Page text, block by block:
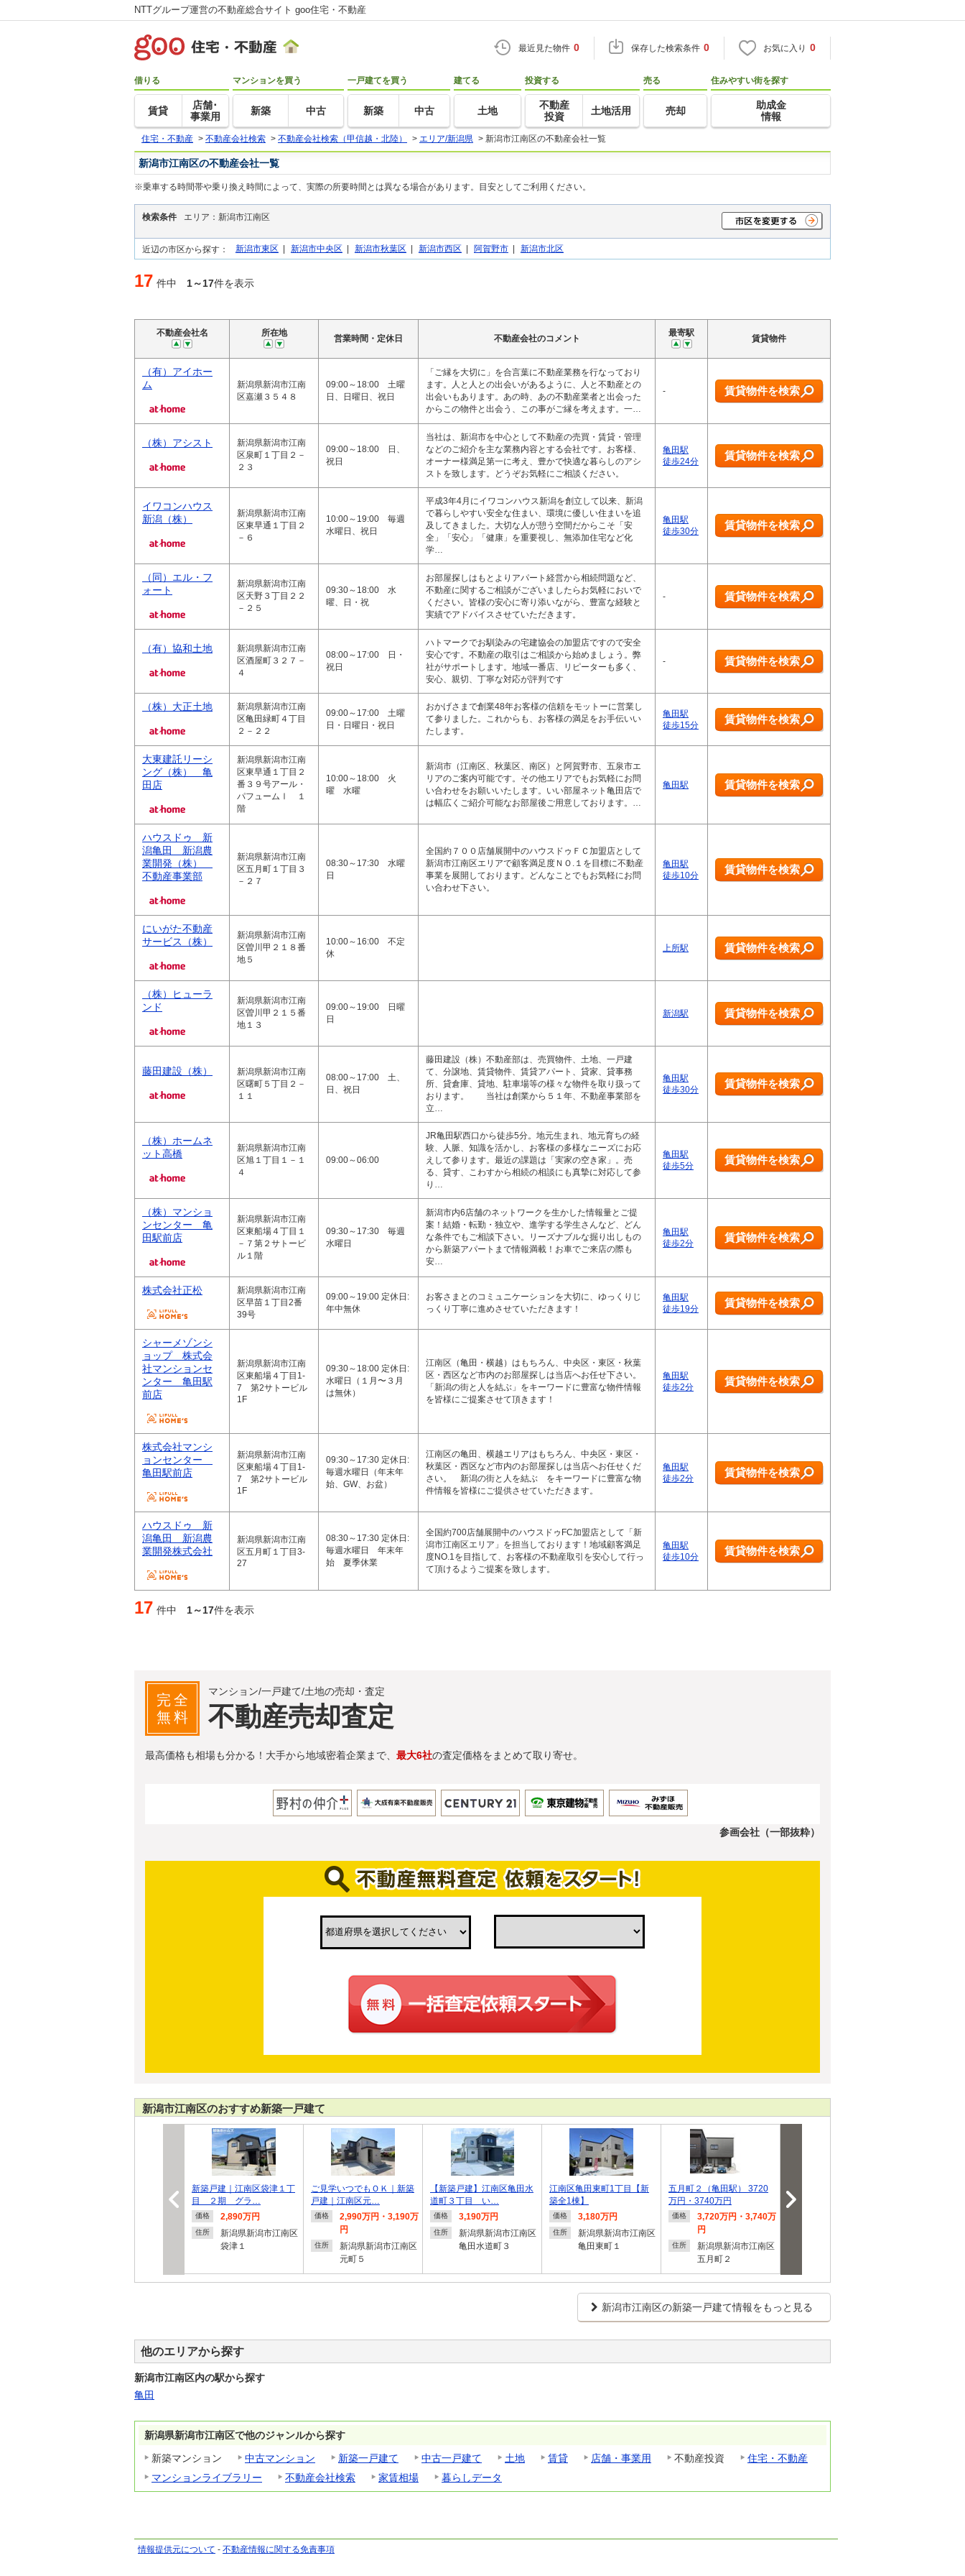
NTTグループ運営の不動産総合サイト goo住宅・不動産
最近見た物件 0 保存した検索条件 0 お気に入り 0
借りる
賃貸
店舗･
事業用
マンションを買う
新築 中古
一戸建てを買う
新築 中古
建てる
土地
投資する
不動産
投資
土地活用
売る
売却
住みやすい街を探す
助成金
情報
住宅・不動産 > 不動産会社検索 > 不動産会社検索（甲信越・北陸） > エリア/新潟県 > 新潟市江南区の不動産会社一覧
新潟市江南区の不動産会社一覧
※乗車する時間帯や乗り換え時間によって、実際の所要時間とは異なる場合があります。目安としてご利用ください。
検索条件 エリア：新潟市江南区
近辺の市区から探す： 新潟市東区 | 新潟市中央区 | 新潟市秋葉区 | 新潟市西区 | 阿賀野市 | 新潟市北区
17 件中 1～17件を表示
不動産会社名 所在地
営業時間・定休日 不動産会社のコメント
最寄駅
賃貸物件
（有）アイホー
ム
新潟県新潟市江南
区嘉瀬３５４８
09:00～18:00 土曜
日、日曜日、祝日
「ご縁を大切に」を合言葉に不動産業務を行なっており
ます。人と人との出会いがあるように、人と不動産との
出会いもあります。あの時、あの不動産業者と出会った
からこの物件と出会う、この事がご縁を考えます。一…
- 賃貸物件を検索
（株）アシスト
新潟県新潟市江南
区泉町１丁目２－
２３
09:00～18:00 日、
祝日
当社は、新潟市を中心として不動産の売買・賃貸・管理
などのご紹介を主な業務内容とする会社です。お客様、
オーナー様満足第一に考え、豊かで快適な暮らしのアシ
ストを致します。どうぞお気軽にご相談ください。
亀田駅
徒歩24分
賃貸物件を検索
イワコンハウス
新潟（株）
新潟県新潟市江南
区東早通１丁目２
－６
10:00～19:00 毎週
水曜日、祝日
平成3年4月にイワコンハウス新潟を創立して以来、新潟
で暮らしやすい安全な住まい、環境に優しい住まいを追
及してきました。大切な人が憩う空間だからこそ「安
全」「安心」「健康」を重要視し、無添加住宅など化
学…
亀田駅
徒歩30分
賃貸物件を検索
（同）エル・フ
ォート
新潟県新潟市江南
区天野３丁目２２
－２５
09:30～18:00 水
曜、日・祝
お部屋探しはもとよりアパート経営から相続問題など、
不動産に関するご相談がございましたらお気軽においで
ください。皆様の安心に寄り添いながら、豊富な経験と
実績でアドバイスさせていただきます。
- 賃貸物件を検索
（有）協和土地
新潟県新潟市江南
区酒屋町３２７－
４
08:00～17:00 日・
祝日
ハトマークでお馴染みの宅建協会の加盟店ですので安全
安心です。不動産の取引はご相談から始めましょう。弊
社がサポートします。地域一番店、リピーターも多く、
安心、親切、丁寧な対応が評判です
- 賃貸物件を検索
（株）大正土地
新潟県新潟市江南
区亀田緑町４丁目
２－２２
09:00～17:00 土曜
日・日曜日・祝日
おかげさまで創業48年お客様の信頼をモットーに営業し
て参りました。これからも、お客様の満足をお手伝いい
たします。
亀田駅
徒歩15分
賃貸物件を検索
大東建託リーシ
ング（株） 亀
田店
新潟県新潟市江南
区東早通１丁目２
番３９号アール・
パフュームⅠ １
階
10:00～18:00 火
曜 水曜
新潟市（江南区、秋葉区、南区）と阿賀野市、五泉市エ
リアのご案内可能です。その他エリアでもお気軽にお問
い合わせをお願いいたします。いい部屋ネット亀田店で
は幅広くご紹介可能なお部屋後ご用意しております。…
亀田駅 賃貸物件を検索
ハウスドゥ 新
潟亀田 新潟農
業開発（株）
不動産事業部
新潟県新潟市江南
区五月町１丁目３
－２７
08:30～17:30 水曜
日
全国約７００店舗展開中のハウスドゥＦＣ加盟店として
新潟市江南区エリアで顧客満足度ＮＯ.１を目標に不動産
事業を展開しております。どんなことでもお気軽にお問
い合わせ下さい。
亀田駅
徒歩10分
賃貸物件を検索
にいがた不動産
サービス（株）
新潟県新潟市江南
区曽川甲２１８番
地５
10:00～16:00 不定
休
上所駅 賃貸物件を検索
（株）ヒューラ
ンド
新潟県新潟市江南
区曽川甲２１５番
地１３
09:00～19:00 日曜
日
新潟駅 賃貸物件を検索
藤田建設（株）
新潟県新潟市江南
区曙町５丁目２－
１１
08:00～17:00 土、
日、祝日
藤田建設（株）不動産部は、売買物件、土地、一戸建
て、分譲地、賃貸物件、賃貸アパート、貸家、貸事務
所、貸倉庫、貸地、駐車場等の様々な物件を取り扱って
おります。 当社は創業から５１年、不動産事業部を
立…
亀田駅
徒歩30分
賃貸物件を検索
（株）ホームネ
ット高橋
新潟県新潟市江南
区旭１丁目１－１
４
09:00～06:00
JR亀田駅西口から徒歩5分。地元生まれ、地元育ちの経
験、人脈、知識を活かし、お客様の多様なニーズにお応
えして参ります。最近の課題は「実家の空き家」。売
る、貸す、こわすから相続の相談にも真摯に対応して参
り…
亀田駅
徒歩5分
賃貸物件を検索
（株）マンショ
ンセンター 亀
田駅前店
新潟県新潟市江南
区東船場４丁目１
－７第２サトービ
ル１階
09:30～17:30 毎週
水曜日
新潟市内6店舗のネットワークを生かした情報量とご提
案！結婚・転勤・独立や、進学する学生さんなど、どん
な条件でもご相談下さい。リーズナブルな掘り出しもの
から新築アパートまで情報満載！お車でご来店の際も
安…
亀田駅
徒歩2分
賃貸物件を検索
株式会社正松
新潟県新潟市江南
区早苗１丁目2番
39号
09:00～19:00 定休日:
年中無休
お客さまとのコミュニケーションを大切に、ゆっくりじ
っくり丁寧に進めさせていただきます！
亀田駅
徒歩19分
賃貸物件を検索
シャーメゾンシ
ョップ 株式会
社マンションセ
ンター 亀田駅
前店
新潟県新潟市江南
区東船場４丁目1-
7 第2サトービル
1F
09:30～18:00 定休日:
水曜日（１月〜３月
は無休）
江南区（亀田・横越）はもちろん、中央区・東区・秋葉
区・西区など市内のお部屋探しは当店へお任せ下さい。
「新潟の街と人を結ぶ」をキーワードに豊富な物件情報
を皆様にご提案させて頂きます！
亀田駅
徒歩2分
賃貸物件を検索
株式会社マンシ
ョンセンター
亀田駅前店
新潟県新潟市江南
区東船場４丁目1-
7 第2サトービル
1F
09:30～17:30 定休日:
毎週水曜日（年末年
始、GW、お盆）
江南区の亀田、横越エリアはもちろん、中央区・東区・
秋葉区・西区など市内のお部屋探しは当店へお任せくだ
さい。 新潟の街と人を結ぶ をキーワードに豊富な物
件情報を皆様にご提供させていただきます。
亀田駅
徒歩2分
賃貸物件を検索
ハウスドゥ 新
潟亀田 新潟農
業開発株式会社
新潟県新潟市江南
区五月町１丁目3-
27
08:30～17:30 定休日:
毎週水曜日 年末年
始 夏季休業
全国約700店舗展開中のハウスドゥFC加盟店として「新
潟市江南区エリア」を担当しております！地域顧客満足
度NO.1を目指して、お客様の不動産取引を安心して行っ
て頂けるようご提案を致します。
亀田駅
徒歩10分
賃貸物件を検索
17 件中 1～17件を表示
完全
無料
マンション/一戸建て/土地の売却・査定
不動産売却査定
最高価格も相場も分かる！大手から地域密着企業まで、 最大6社の査定価格をまとめて取り寄せ。
参画会社（一部抜粋）
新潟市江南区のおすすめ新築一戸建て
新築戸建｜江南区袋津１丁
目 ２期 グラ…
価格 2,890万円
住所
新潟県新潟市江南区
袋津１
ご見学いつでもＯＫ｜新築
戸建｜江南区元…
価格
2,990万円・3,190万
円
住所
新潟県新潟市江南区
元町５
【新築戸建】江南区亀田水
道町３丁目 い…
価格 3,190万円
住所
新潟県新潟市江南区
亀田水道町３
江南区亀田東町1丁目【新
築全1棟】
価格 3,180万円
住所
新潟県新潟市江南区
亀田東町１
五月町２（亀田駅） 3720
万円・3740万円
価格
3,720万円・3,740万
円
住所
新潟県新潟市江南区
五月町２
0万円
新潟市江南区の新築一戸建て情報をもっと見る
他のエリアから探す
新潟市江南区内の駅から探す
亀田
新潟県新潟市江南区で他のジャンルから探す
新築マンション
中古マンション 新築一戸建て 中古一戸建て 土地 賃貸 店舗・事業用 不動産投資
住宅・不動産
マンションライブラリー
不動産会社検索 家賃相場 暮らしデータ
情報提供元について - 不動産情報に関する免責事項